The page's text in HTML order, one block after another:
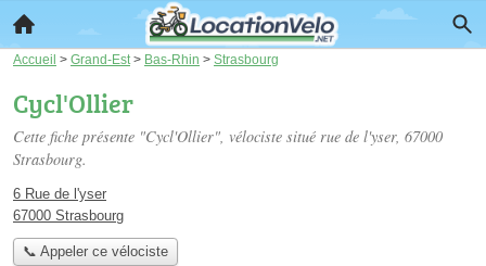
Accueil > Grand-Est > Bas-Rhin > Strasbourg
Cycl'Ollier
Cette fiche présente "Cycl'Ollier", vélociste situé rue de l'yser, 67000
Strasbourg.
6 Rue de l'yser
67000 Strasbourg
📞 Appeler ce vélociste